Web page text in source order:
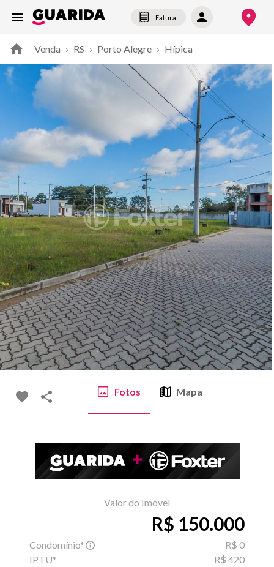
Fatura
Venda › RS › Porto Alegre › Hípica
Fotos Mapa
Valor do Imóvel
R$ 150.000
Condomínio*
R$ 0
IPTU*
R$ 420